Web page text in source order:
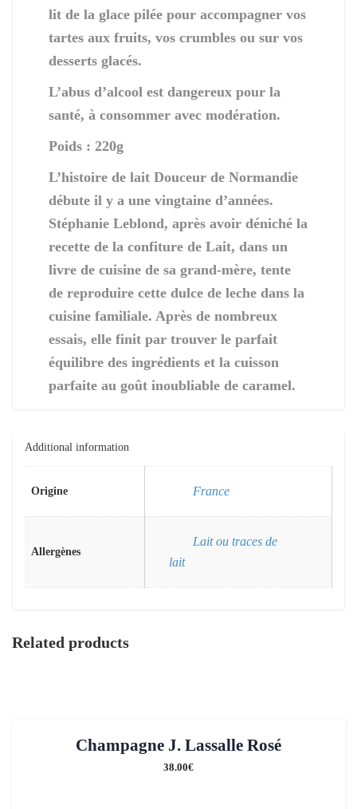
lit de la glace pilée pour accompagner vos
tartes aux fruits, vos crumbles ou sur vos
desserts glacés.
L’abus d’alcool est dangereux pour la
santé, à consommer avec modération.
Poids : 220g
L’histoire de lait Douceur de Normandie
débute il y a une vingtaine d’années.
Stéphanie Leblond, après avoir déniché la
recette de la confiture de Lait, dans un
livre de cuisine de sa grand-mère, tente
de reproduire cette dulce de leche dans la
cuisine familiale. Après de nombreux
essais, elle finit par trouver le parfait
équilibre des ingrédients et la cuisson
parfaite au goût inoubliable de caramel.
Additional information
Origine France
Allergènes
Lait ou traces de
lait
Related products
Champagne J. Lassalle Rosé
38.00€